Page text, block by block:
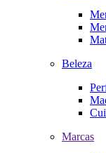
Beleza
Marcas